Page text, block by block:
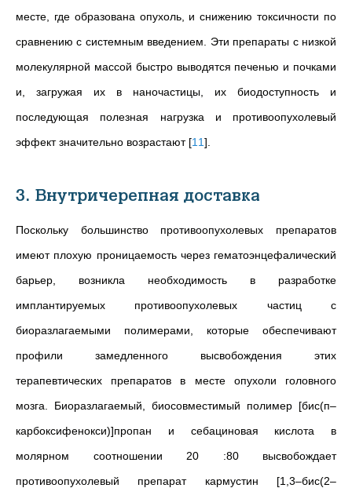
месте, где образована опухоль, и снижению токсичности по
сравнению с системным введением. Эти препараты с низкой
молекулярной массой быстро выводятся печенью и почками
и, загружая их в наночастицы, их биодоступность и
последующая полезная нагрузка и противоопухолевый
эффект значительно возрастают [11]
3. Внутричерепная доставка
Поскольку большинство противоопухолевых препаратов
имеют плохую проницаемость через гематоэнцефалический
барьер, возникла необходимость в разработке
имплантируемых противоопухолевых частиц с
биоразлагаемыми полимерами, которые обеспечивают
профили замедленного высвобождения этих
терапевтических препаратов в месте опухоли головного
мозга. Биоразлагаемый, биосовместимый полимер [бис(п–
карбоксифенокси)]пропан и себациновая кислота в
молярном соотношении 20 :80 высвобождает
противоопухолевый препарат кармустин [1,3–бис(2–